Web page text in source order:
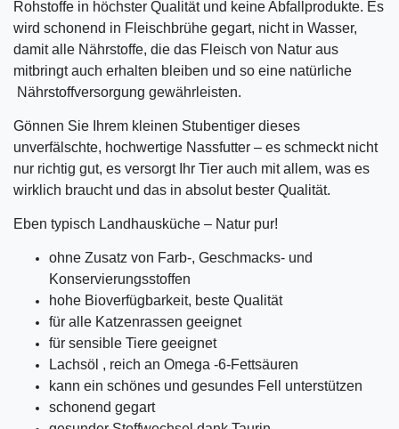
Rohstoffe in höchster Qualität und keine Abfallprodukte. Es
wird schonend in Fleischbrühe gegart, nicht in Wasser,
damit alle Nährstoffe, die das Fleisch von Natur aus
mitbringt auch erhalten bleiben und so eine natürliche
Nährstoffversorgung gewährleisten.
Gönnen Sie Ihrem kleinen Stubentiger dieses
unverfälschte, hochwertige Nassfutter – es schmeckt nicht
nur richtig gut, es versorgt Ihr Tier auch mit allem, was es
wirklich braucht und das in absolut bester Qualität.
Eben typisch Landhausküche – Natur pur!
ohne Zusatz von Farb-, Geschmacks- und
Konservierungsstoffen
hohe Bioverfügbarkeit, beste Qualität
für alle Katzenrassen geeignet
für sensible Tiere geeignet
Lachsöl , reich an Omega -6-Fettsäuren
kann ein schönes und gesundes Fell unterstützen
schonend gegart